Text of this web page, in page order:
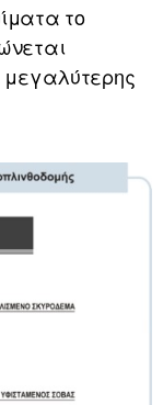
το
μεγαλύτερης